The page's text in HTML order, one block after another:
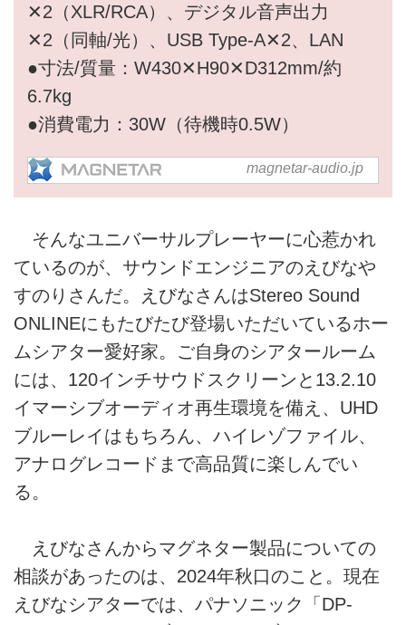
✕2（XLR/RCA）、デジタル音声出力
✕2（同軸/光）、USB Type-A✕2、LAN
●寸法/質量：W430✕H90✕D312mm/約
6.7kg
●消費電力：30W（待機時0.5W）
TOP - MAGNETAR Japan
magnetar-audio.jp
そんなユニバーサルプレーヤーに心惹かれ
ているのが、サウンドエンジニアのえびなや
すのりさんだ。えびなさんはStereo Sound
ONLINEにもたびたび登場いただいているホー
ムシアター愛好家。ご自身のシアタールーム
には、120インチサウドスクリーンと13.2.10
イマーシブオーディオ再生環境を備え、UHD
ブルーレイはもちろん、ハイレゾファイル、
アナログレコードまで高品質に楽しんでい
る。
えびなさんからマグネター製品についての
相談があったのは、2024年秋口のこと。現在
えびなシアターでは、パナソニック「DP-